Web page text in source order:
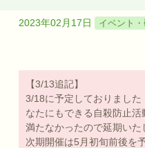
2023年02月17日 イベント
【3/13追記】
3/18に予定しておりまし
なたにもできる自殺防止
満たなかったので延期いた
次期開催は5月初旬前後を